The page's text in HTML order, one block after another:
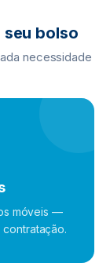
seu bolso
necessidade
móveis —